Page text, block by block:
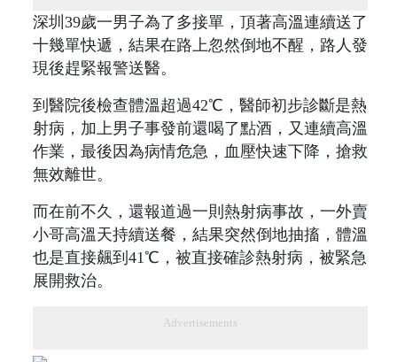
深圳39歲一男子為了多接單，頂著高溫連續送了
十幾單快遞，結果在路上忽然倒地不醒，路人發
現後趕緊報警送醫。
到醫院後檢查體溫超過42℃，醫師初步診斷是熱
射病，加上男子事發前還喝了點酒，又連續高溫
作業，最後因為病情危急，血壓快速下降，搶救
無效離世。
而在前不久，還報道過一則熱射病事故，一外賣
小哥高溫天持續送餐，結果突然倒地抽搐，體溫
也是直接飆到41℃，被直接確診熱射病，被緊急
展開救治。
Advertisements